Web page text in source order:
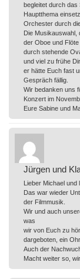
begleitet durch
Hauptthema
Orchester durch
Die Musikauswahl,
der Oboe und
durch stehende
und viel zu frühe
er hätte Euch fast
Gespräch fällig.
Wir bedanken uns
Konzert im
Eure Sabine und
Jürgen und
Lieber Michael und
Das war wieder
der Filmmusik.
Wir und auch
was
wir von Euch zu
dargeboten, ein
Auch der
Macht weiter so,